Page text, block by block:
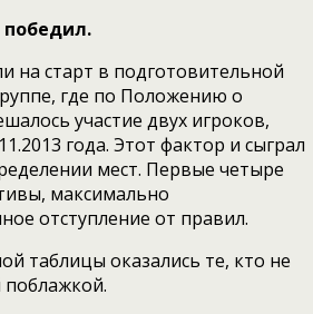
победил.
на старт в подготовительной
где по Положению о
участие двух игроков,
года. Этот фактор и сыграл
мест. Первые четыре
максимально
отступление от правил.
таблицы оказались те, кто не
поблажкой.